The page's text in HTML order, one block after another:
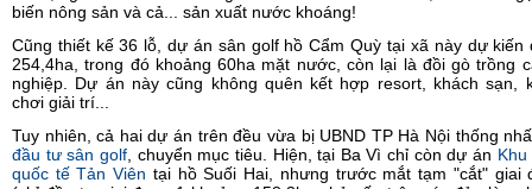
biến nông sản và cả... sản xuất nước khoáng!
Cũng thiết kế 36 lỗ, dự án sân golf hồ Cẩm Quỳ tại xã này dự kiến
254,4ha, trong đó khoảng 60ha mặt nước, còn lại là đồi gò trồng
nghiệp. Dự án này cũng không quên kết hợp resort, khách sạn,
chơi giải trí...
Tuy nhiên, cả hai dự án trên đều vừa bị UBND TP Hà Nội thống
đầu tư sân golf, chuyển mục tiêu. Hiện, tại Ba Vì chỉ còn dự án
quốc tế Tản Viên tại hồ Suối Hai, nhưng trước mắt tạm "cắt" giai